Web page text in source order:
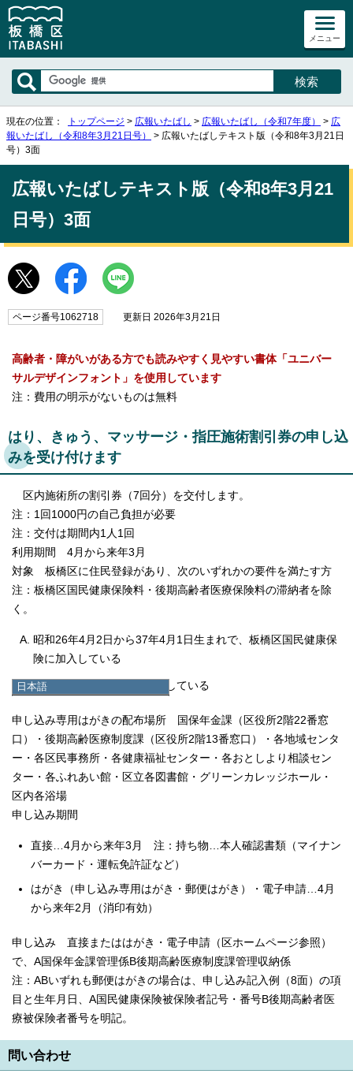
メニュー
日本語
English
한국어
简体中文
繁體中文
現在の位置： トップページ > 広報いたばし > 広報いたばし（令和7年度） > 広
報いたばし（令和8年3月21日号）
> 広報いたばしテキスト版（令和8年3月21日
号）3面
広報いたばしテキスト版（令和8年3月21
日号）3面
ページ番号1062718 更新日 2026年3月21日
高齢者・障がいがある方でも読みやすく見やすい書体「ユニバー
サルデザインフォント」を使用しています
注：費用の明示がないものは無料
はり、きゅう、マッサージ・指圧施術割引券の申し込
みを受け付けます
区内施術所の割引券（7回分）を交付します。
注：1回1000円の自己負担が必要
注：交付は期間内1人1回
利用期間 4月から来年3月
対象 板橋区に住民登録があり、次のいずれかの要件を満たす方
注：板橋区国民健康保険料・後期高齢者医療保険料の滞納者を除
く。
昭和26年4月2日から37年4月1日生まれで、板橋区国民健康保
険に加入している
後期高齢者医療制度に加入している
申し込み専用はがきの配布場所 国保年金課（区役所2階22番窓
口）・後期高齢医療制度課（区役所2階13番窓口）・各地域センタ
ー・各区民事務所・各健康福祉センター・各おとしより相談セン
ター・各ふれあい館・区立各図書館・グリーンカレッジホール・
区内各浴場
申し込み期間
直接…4月から来年3月 注：持ち物…本人確認書類（マイナン
バーカード・運転免許証など）
はがき（申し込み専用はがき・郵便はがき）・電子申請…4月
から来年2月（消印有効）
申し込み 直接またははがき・電子申請（区ホームページ参照）
で、A国保年金課管理係B後期高齢医療制度課管理収納係
注：ABいずれも郵便はがきの場合は、申し込み記入例（8面）の項
目と生年月日、A国民健康保険被保険者記号・番号B後期高齢者医
療被保険者番号を明記。
問い合わせ